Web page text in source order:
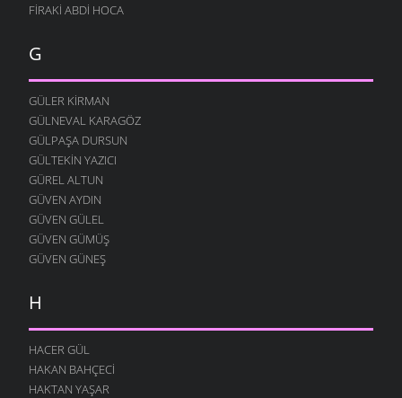
FIRAKI ABDI HOCA
G
GÜLER KIRMAN
GÜLNEVAL KARAGÖZ
GÜLPAŞA DURSUN
GÜLTEKIN YAZICI
GÜREL ALTUN
GÜVEN AYDIN
GÜVEN GÜLEL
GÜVEN GÜMÜŞ
GÜVEN GÜNEŞ
H
HACER GÜL
HAKAN BAHÇECI
HAKTAN YAŞAR